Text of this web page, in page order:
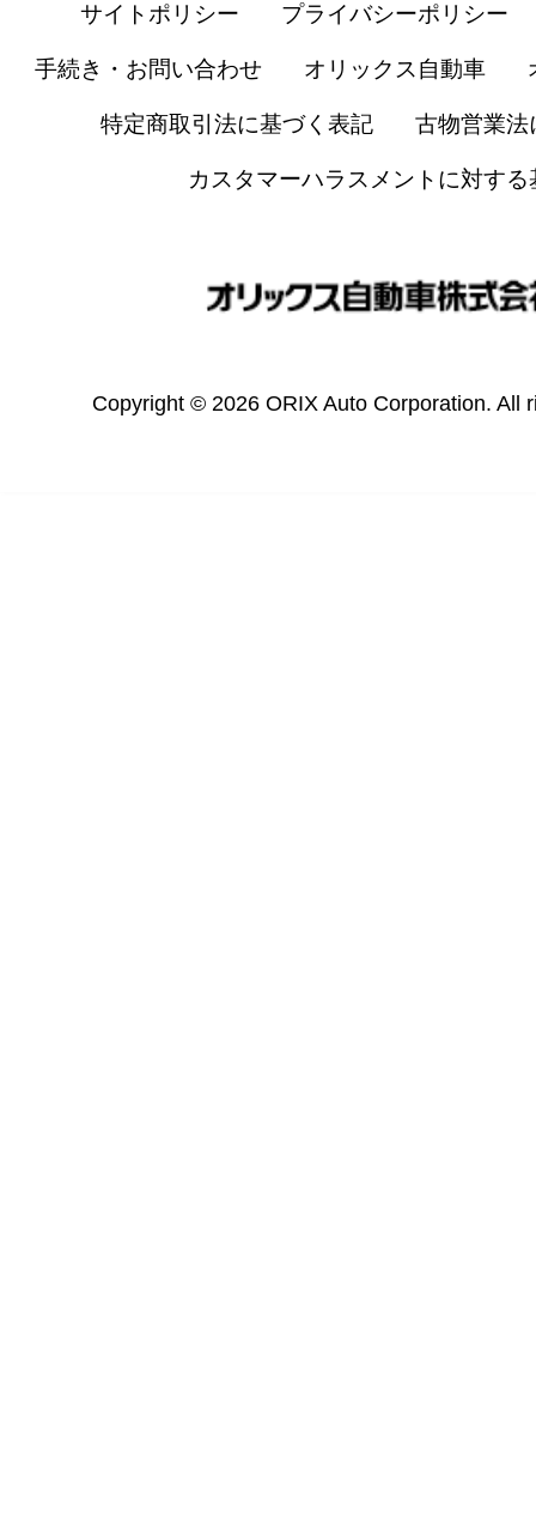
サイトポリシー プライバシーポリシー
手続き・お問い合わせ オリックス自動車
特定商取引法に基づく表記 古物営業法
カスタマーハラスメントに対する
Copyright © 2026 ORIX Auto Corporation. All